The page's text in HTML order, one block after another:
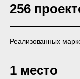
256
Реализованных
1 место